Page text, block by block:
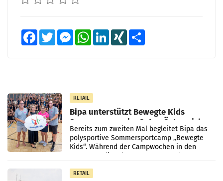
FacebookTwitter MessengerWhatsAppLinkedInXING
RETAIL
Bipa unterstützt Bewegte Kids
Sommercamps im Osten Österreichs
Bereits zum zweiten Mal begleitet Bipa das
polysportive Sommersportcamp „Bewegte
Kids“. Während der Campwochen in den
Monaten Juli und August versorgt das
RETAIL